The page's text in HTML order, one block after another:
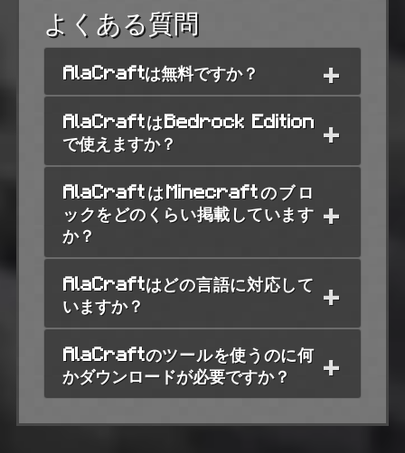
よくある質問
AlaCraftは無料ですか？
AlaCraftはBedrock Edition
で使えますか？
AlaCraftはMinecraftのブロ
ックをどのくらい掲載しています
か？
AlaCraftはどの言語に対応して
いますか？
AlaCraftのツールを使うのに何
かダウンロードが必要ですか？